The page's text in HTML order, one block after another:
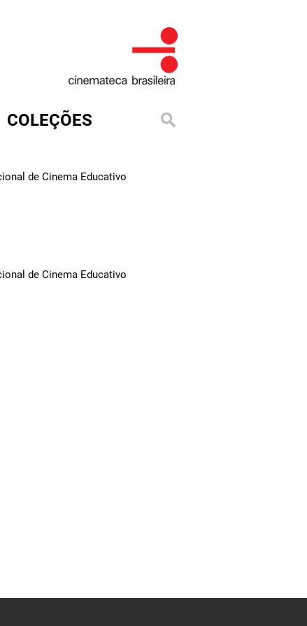
COLEÇÕES
de Cinema Educativo
de Cinema Educativo